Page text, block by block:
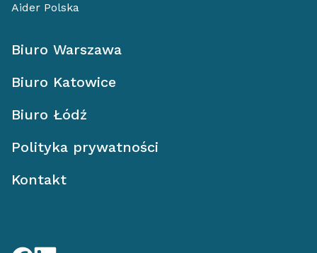
Aider Polska
Biuro Warszawa
Biuro Katowice
Biuro Łódź
Polityka prywatności
Kontakt